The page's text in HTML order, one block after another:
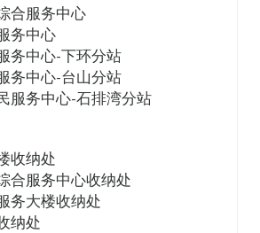
合服务中心
务中心
务中心-下环分站
务中心-台山分站
服务中心-石排湾分站
收纳处
合服务中心收纳处
务大楼收纳处
纳处